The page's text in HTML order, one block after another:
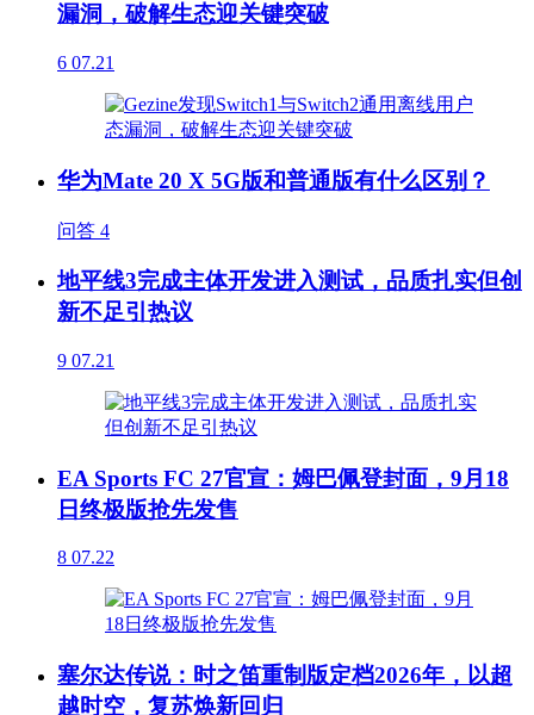
漏洞，破解生态迎关键突破
6 07.21
华为Mate 20 X 5G版和普通版有什么区别？
问答 4
地平线3完成主体开发进入测试，品质扎实但创
新不足引热议
9 07.21
EA Sports FC 27官宣：姆巴佩登封面，9月18
日终极版抢先发售
8 07.22
塞尔达传说：时之笛重制版定档2026年，以超
越时空，复苏焕新回归